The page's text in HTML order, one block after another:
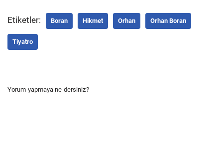
Etiketler: Boran Hikmet Orhan Orhan Boran
Tiyatro
Yorum yapmaya ne dersiniz?